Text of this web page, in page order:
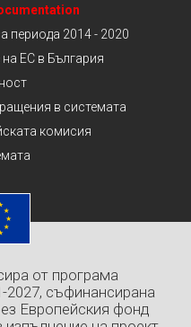
периода 2014 - 2020
ЕС в България
в системата
комисия
от програма
2027, съфинансирана
Европейския фонд